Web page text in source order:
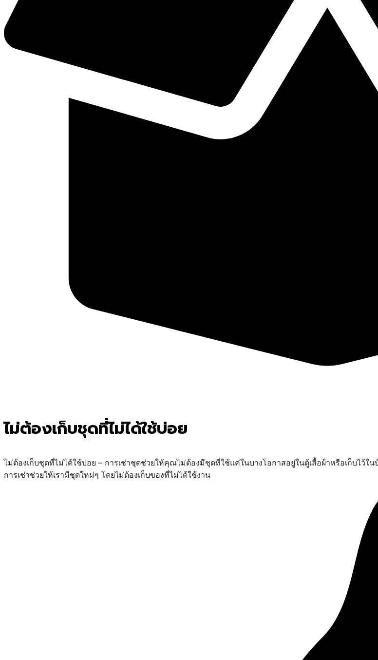
ไม่ต้องเก็บชุดที่ไม่ได้ใช้บ่อย
ไม่ต้องเก็บชุดที่ไม่ได้ใช้บ่อย – การเช่าชุดช่วยให้คุณไม่ต้องมีชุดที่ใช้แค่ในบางโอกาสอยู่ในตู้เสื้อผ้าหรือเก็บไว้
การเช่าช่วยให้เรามีชุดใหม่ๆ โดยไม่ต้องเก็บของที่ไม่ได้ใช้งาน